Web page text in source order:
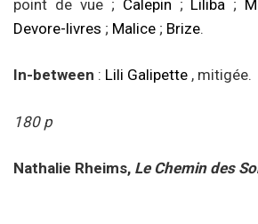
point de vue ; Calepin ; Liliba ;
Devore-livres ; Malice ; Brize.
In-between : Lili Galipette , mitigée.
180 p
Nathalie Rheims, Le Chemin des